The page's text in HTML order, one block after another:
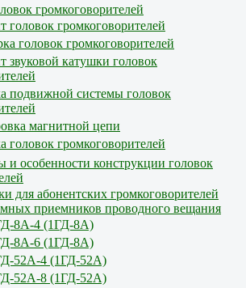
громкоговорителей
головок громкоговорителей
головок громкоговорителей
звуковой катушки головок
подвижной системы головок
магнитной цепи
головок громкоговорителей
и особенности конструкции головок
для абонентских громкоговорителей
приемников проводного вещания
8А-4 (1ГД-8А)
8А-6 (1ГД-8А)
52А-4 (1ГД-52А)
52А-8 (1ГД-52А)